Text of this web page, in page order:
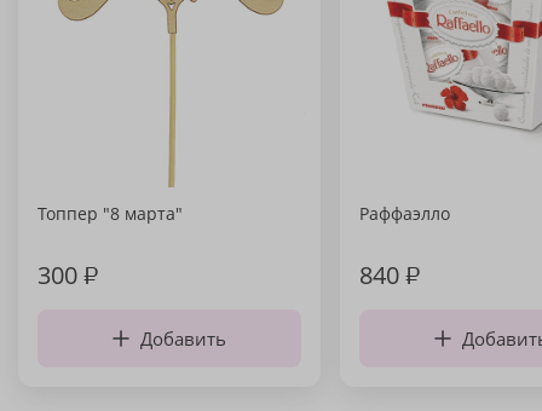
Топпер "8 марта"
300₽
Добавить
Раффаэлло
840₽